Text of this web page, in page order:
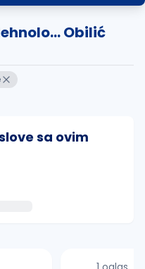
Obilić
sa ovim